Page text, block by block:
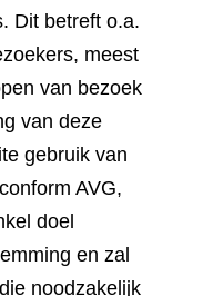
Dit betreft o.a.
meest
van bezoek
van deze
gebruik van
AVG,
doel
en zal
noodzakelijk